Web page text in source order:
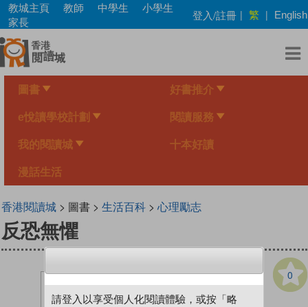
Skip
main
content
教城主頁 教師 中學生
小學生
家長
登入/註冊 | 繁 | English
圖書 好書推介
e悅讀學校計劃 閱讀服務
我的閱讀城 十本好讀
漫話生活
香港閱讀城> 圖書 > 生活百科> 心理勵志
反恐無懼
0
請登入以享受個人化閱讀體驗，或按「略